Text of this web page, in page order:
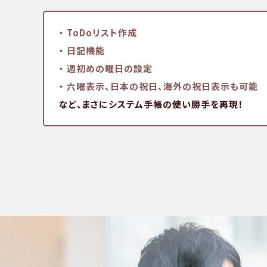
・ ToDoリスト作成
・ 日記機能
・ 週初めの曜日の設定
・ 六曜表示、日本の祝日、海外の祝日表示も可能
など、まさにシステム手帳の使い勝手を再現！